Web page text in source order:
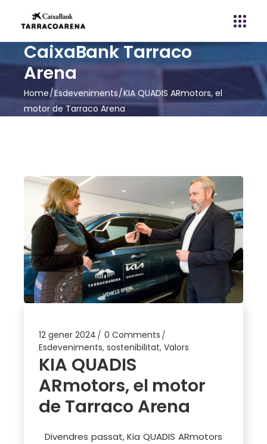
CaixaBank Tarraco
Arena
Home Esdeveniments KIA QUADIS ARmotors, el
motor de Tarraco Arena
12 gener 2024
0 Comments
Esdeveniments,sostenibilitat,Valors
KIA QUADIS
ARmotors, el motor
de Tarraco Arena
Divendres passat, Kia QUADIS ARmotors